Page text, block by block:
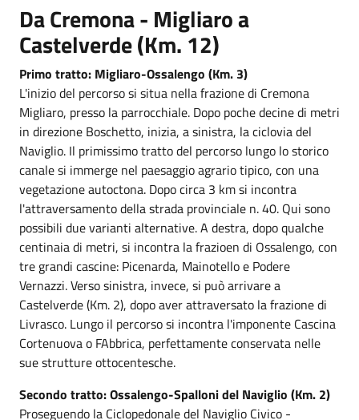
Da Cremona - Migliaro a
Castelverde (Km. 12)
Primo tratto: Migliaro-Ossalengo (Km. 3)
L'inizio del percorso si situa nella frazione di Cremona
Migliaro, presso la parrocchiale. Dopo poche decine di metri
in direzione Boschetto, inizia, a sinistra, la ciclovia del
Naviglio. Il primissimo tratto del percorso lungo lo storico
canale si immerge nel paesaggio agrario tipico, con una
vegetazione autoctona. Dopo circa 3 km si incontra
l'attraversamento della strada provinciale n. 40. Qui sono
possibili due varianti alternative. A destra, dopo qualche
centinaia di metri, si incontra la frazioen di Ossalengo, con
tre grandi cascine: Picenarda, Mainotello e Podere
Vernazzi. Verso sinistra, invece, si può arrivare a
Castelverde (Km. 2), dopo aver attraversato la frazione di
Livrasco. Lungo il percorso si incontra l'imponente Cascina
Cortenuova o FAbbrica, perfettamente conservata nelle
sue strutture ottocentesche.
Secondo tratto: Ossalengo-Spalloni del Naviglio (Km. 2)
Proseguendo la Ciclopedonale del Naviglio Civico -